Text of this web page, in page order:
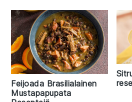
Feijoada Brasilialainen
Mustapapupata